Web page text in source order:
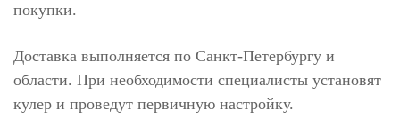
покупки.
Доставка выполняется по Санкт-Петербургу и
области. При необходимости специалисты установят
кулер и проведут первичную настройку.